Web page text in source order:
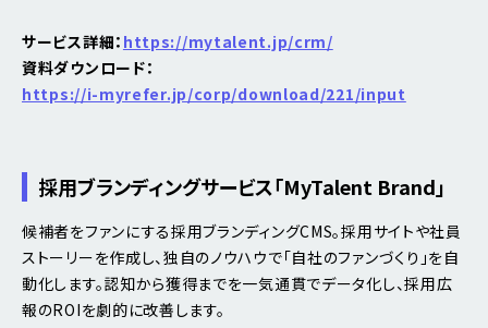
サービス詳細： https://mytalent.jp/crm/
資料ダウンロード：
https://i-myrefer.jp/corp/download/221/input
採用ブランディングサービス「MyTalent Brand」
候補者をファンにする採用ブランディングCMS。採用サイトや社員
ストーリーを作成し、独自のノウハウで「自社のファンづくり」を自
動化します。認知から獲得までを一気通貫でデータ化し、採用広
報のROIを劇的に改善します。